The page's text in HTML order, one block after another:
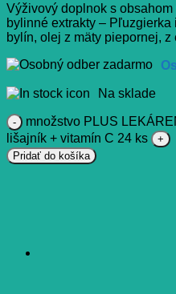
Výživový doplnok s
bylinné extrakty –
bylín, olej z mäty piepornej,
Na sklade
množstvo PLUS
lišajník + vitamín C 24 ks
Pridať do košíka